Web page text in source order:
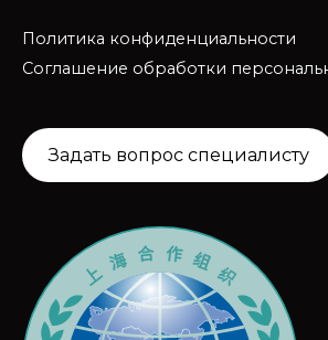
Политика конфиденциальности
Соглашение обработки
Задать вопрос специалисту